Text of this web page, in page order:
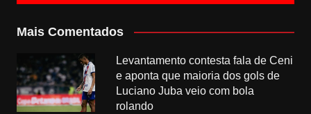
Mais Comentados
Levantamento contesta fala de Ceni
e aponta que maioria dos gols de
Luciano Juba veio com bola
rolando